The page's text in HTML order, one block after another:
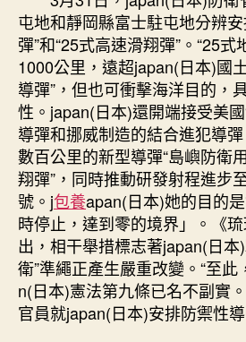
屯地和靜岡縣富士駐屯地分辨
彈”和“25式高速滑翔彈”。“25
1000公里，遠超japan(日本)國
導彈”，但也可衝擊海洋目的，
性。japan(日本)還開端接受美
導彈和挪威制造的結合進犯導
數百公里的新型導彈“島嶼防衛
翔彈”，同時推動研發射程進步
號。j包養apan(日本)她的目的
時停止，達到零的境界」。《
出，相干舉措標志著japan(日本
衛”準繩正產生嚴重改變。“至此
n(日本)憲法第九條已名不副實
官員就japan(日本)安排防禦性